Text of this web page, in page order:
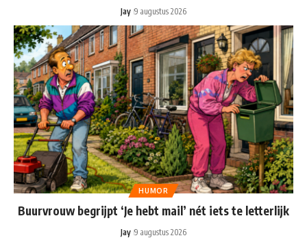
Jay 9 augustus 2026
HUMOR
Buurvrouw begrijpt ‘Je hebt mail’ nét iets te letterlijk
Jay 9 augustus 2026